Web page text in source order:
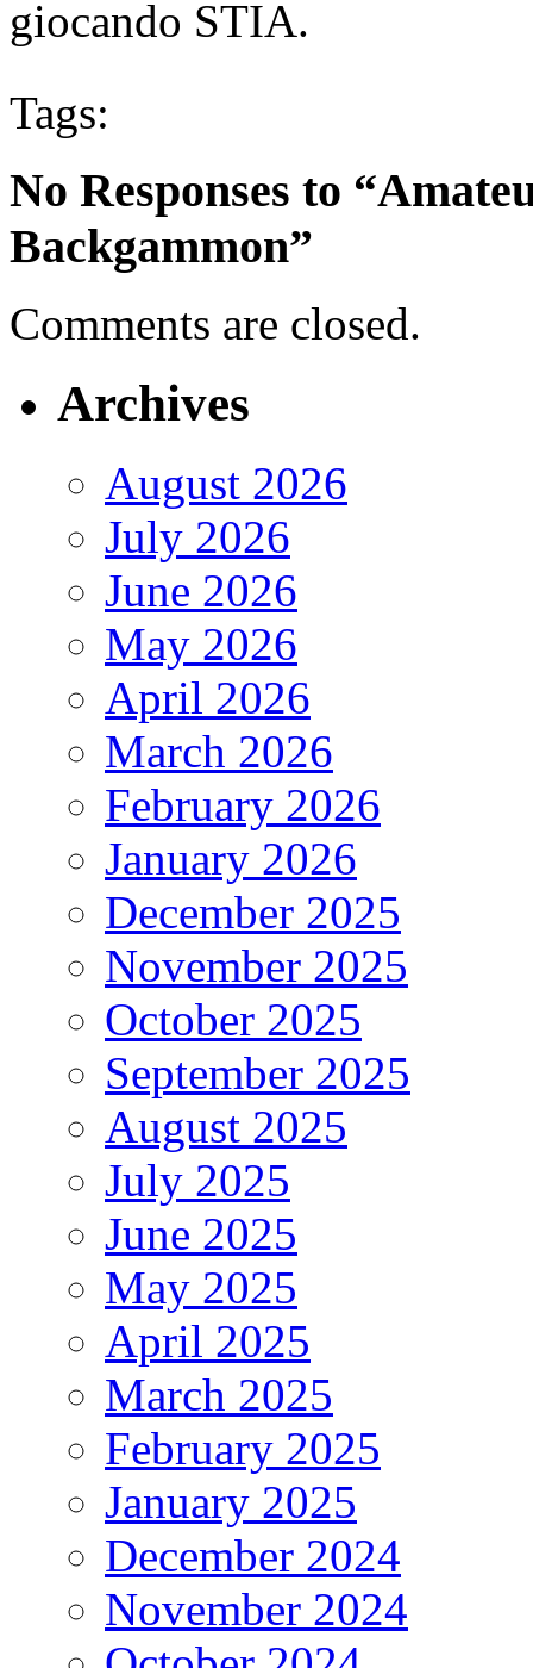
giocando STIA.
Tags:
No Responses to
Backgammon”
Comments are closed.
Archives
August 2026
July 2026
June 2026
May 2026
April 2026
March 2026
February 2026
January 2026
December 2025
November 2025
October 2025
September 2025
August 2025
July 2025
June 2025
May 2025
April 2025
March 2025
February 2025
January 2025
December 2024
November 2024